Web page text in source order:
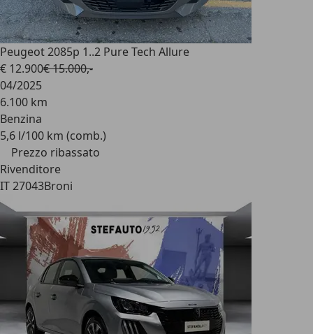
Peugeot 2085p 1..2 Pure Tech Allure
€ 12.900€ 15.000,-
04/2025
6.100 km
Benzina
5,6 l/100 km (comb.)
Prezzo ribassato
Rivenditore
IT 27043Broni